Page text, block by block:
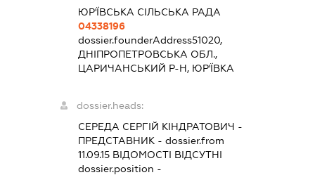
ЮР'ЇВСЬКА СІЛЬСЬКА РАДА
04338196
dossier.founderAddress51020,
ДНІПРОПЕТРОВСЬКА ОБЛ.,
ЦАРИЧАНСЬКИЙ Р-Н, ЮР'ЇВКА
dossier.heads:
СЕРЕДА СЕРГІЙ КІНДРАТОВИЧ -
ПРЕДСТАВНИК - dossier.from
11.09.15 ВІДОМОСТІ ВІДСУТНІ
dossier.position -